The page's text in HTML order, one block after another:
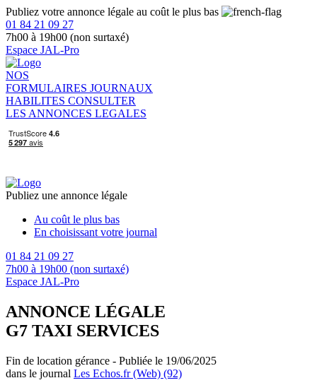
Publiez votre annonce légale au coût le plus bas
01 84 21 09 27
7h00 à 19h00 (non surtaxé)
Espace JAL-Pro
NOS
FORMULAIRES JOURNAUX
HABILITES CONSULTER
LES ANNONCES LEGALES
Publiez une annonce légale
Au coût le plus bas
En choisissant votre journal
01 84 21 09 27
7h00 à 19h00 (non surtaxé)
Espace JAL-Pro
ANNONCE LÉGALE
G7 TAXI SERVICES
Fin de location gérance - Publiée le 19/06/2025
dans le journal Les Echos.fr (Web) (92)